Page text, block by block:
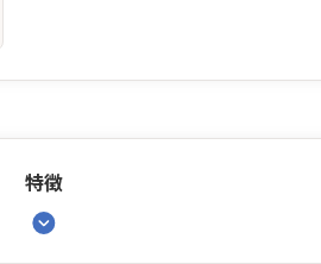
特徴